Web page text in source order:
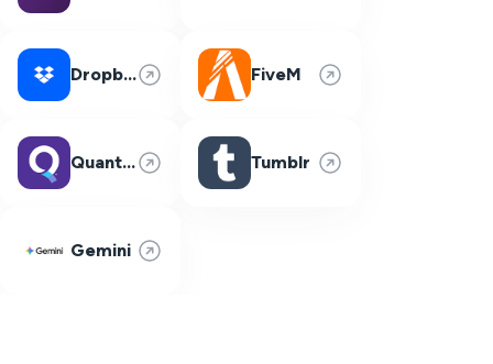
Dropbox FiveM
Quantum Fiber Tumblr
Gemini